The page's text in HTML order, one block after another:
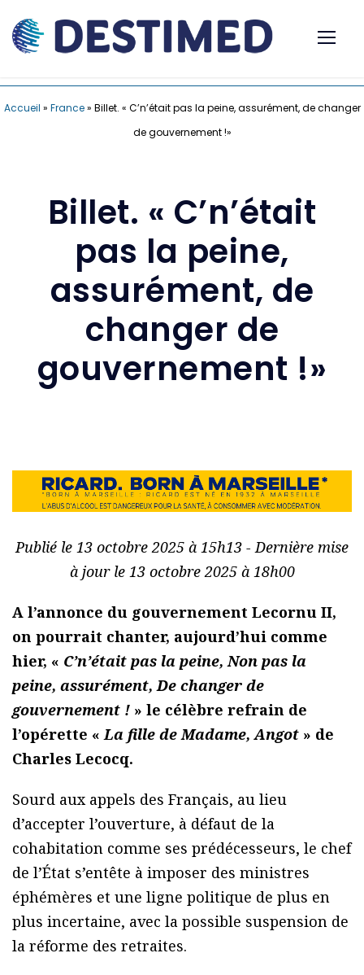
Accueil » France» Billet. « C’n’était pas la peine, assurément, de changer
de gouvernement !»
Billet. « C’n’était
pas la peine,
assurément, de
changer de
gouvernement !»
Publié le 13 octobre 2025 à 15h13 - Dernière mise
à jour le 13 octobre 2025 à 18h00
A l’annonce du gouvernement Lecornu II,
on pourrait chanter, aujourd’hui comme
hier, « C’n’était pas la peine, Non pas la
peine, assurément, De changer de
gouvernement ! » le célèbre refrain de
l’opérette «La fille de Madame, Angot » de
Charles Lecocq.
Sourd aux appels des Français, au lieu
d’accepter l’ouverture, à défaut de la
cohabitation comme ses prédécesseurs, le chef
de l’État s’entête à imposer des ministres
éphémères et une ligne politique de plus en
plus incertaine, avec la possible suspension de
la réforme des retraites.